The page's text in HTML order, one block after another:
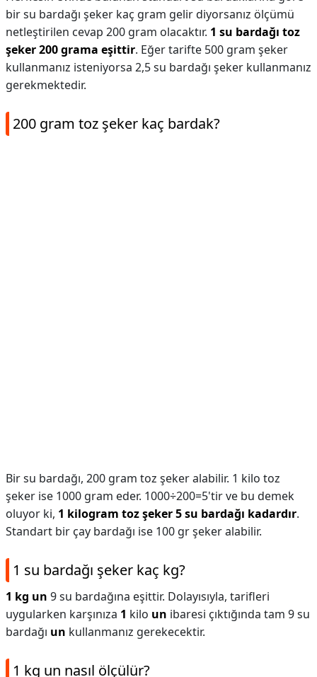
bir su bardağı şeker kaç gram gelir diyorsanız ölçümü
netleştirilen cevap 200 gram olacaktır. 1 su bardağı toz
şeker 200 grama eşittir. Eğer tarifte 500 gram şeker
kullanmanız isteniyorsa 2,5 su bardağı şeker kullanmanız
gerekmektedir.
200 gram toz şeker kaç bardak?
Bir su bardağı, 200 gram toz şeker alabilir. 1 kilo toz
şeker ise 1000 gram eder. 1000÷200=5'tir ve bu demek
oluyor ki, 1 kilogram toz şeker 5 su bardağı kadardır.
Standart bir çay bardağı ise 100 gr şeker alabilir.
1 su bardağı şeker kaç kg?
1 kg un 9 su bardağına eşittir. Dolayısıyla, tarifleri
uygularken karşınıza 1 kilo un ibaresi çıktığında tam 9 su
bardağı un kullanmanız gerekecektir.
1 kg un nasıl ölçülür?